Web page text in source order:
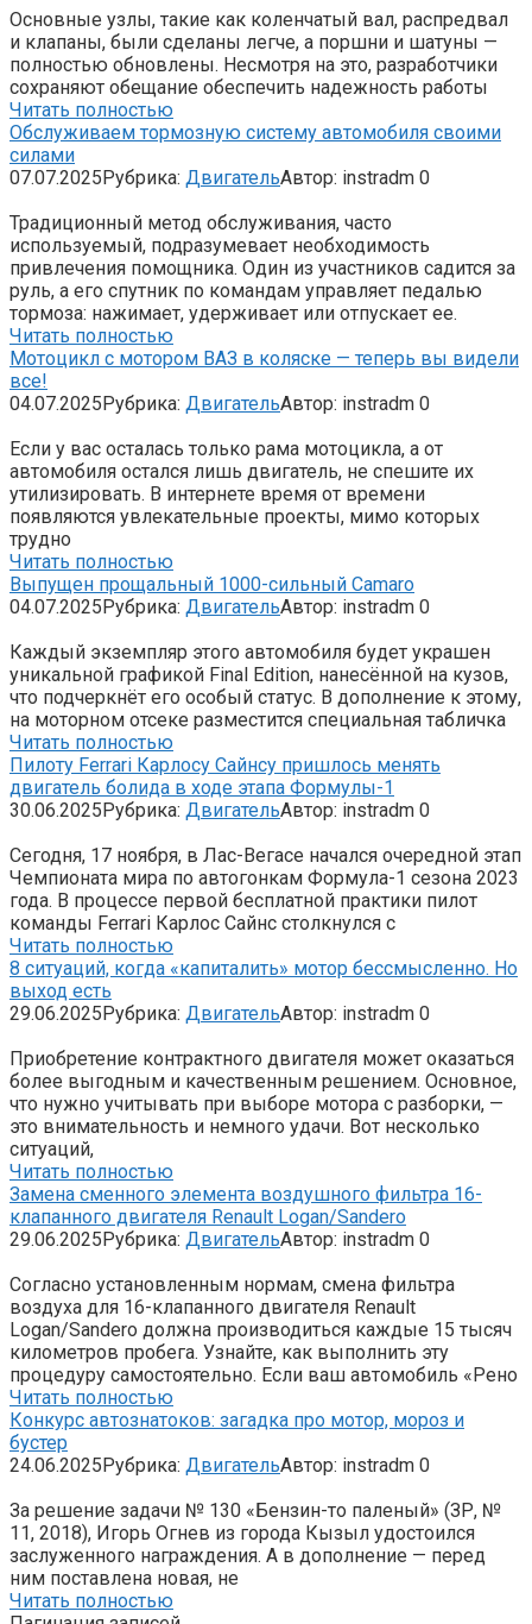
Основные узлы, такие как коленчатый вал, распредвал
и клапаны, были сделаны легче, а поршни и шатуны —
полностью обновлены. Несмотря на это, разработчики
сохраняют обещание обеспечить надежность работы
Читать полностью
Обслуживаем тормозную систему автомобиля своими
силами
07.07.2025Рубрика: ДвигательАвтор: instradm 0
Традиционный метод обслуживания, часто
используемый, подразумевает необходимость
привлечения помощника. Один из участников садится за
руль, а его спутник по командам управляет педалью
тормоза: нажимает, удерживает или отпускает ее.
Читать полностью
Мотоцикл с мотором ВАЗ в коляске — теперь вы видели
все!
04.07.2025Рубрика: ДвигательАвтор: instradm 0
Если у вас осталась только рама мотоцикла, а от
автомобиля остался лишь двигатель, не спешите их
утилизировать. В интернете время от времени
появляются увлекательные проекты, мимо которых
трудно
Читать полностью
Выпущен прощальный 1000-сильный Camaro
04.07.2025Рубрика: ДвигательАвтор: instradm 0
Каждый экземпляр этого автомобиля будет украшен
уникальной графикой Final Edition, нанесённой на кузов,
что подчеркнёт его особый статус. В дополнение к этому,
на моторном отсеке разместится специальная табличка
Читать полностью
Пилоту Ferrari Карлосу Сайнсу пришлось менять
двигатель болида в ходе этапа Формулы-1
30.06.2025Рубрика: ДвигательАвтор: instradm 0
Сегодня, 17 ноября, в Лас-Вегасе начался очередной этап
Чемпионата мира по автогонкам Формула-1 сезона 2023
года. В процессе первой бесплатной практики пилот
команды Ferrari Карлос Сайнс столкнулся с
Читать полностью
8 ситуаций, когда «капиталить» мотор бессмысленно. Но
выход есть
29.06.2025Рубрика: ДвигательАвтор: instradm 0
Приобретение контрактного двигателя может оказаться
более выгодным и качественным решением. Основное,
что нужно учитывать при выборе мотора с разборки, —
это внимательность и немного удачи. Вот несколько
ситуаций,
Читать полностью
Замена сменного элемента воздушного фильтра 16-
клапанного двигателя Renault Logan/Sandero
29.06.2025Рубрика: ДвигательАвтор: instradm 0
Согласно установленным нормам, смена фильтра
воздуха для 16-клапанного двигателя Renault
Logan/Sandero должна производиться каждые 15 тысяч
километров пробега. Узнайте, как выполнить эту
процедуру самостоятельно. Если ваш автомобиль «Рено
Читать полностью
Конкурс автознатоков: загадка про мотор, мороз и
бустер
24.06.2025Рубрика: ДвигательАвтор: instradm 0
За решение задачи № 130 «Бензин-то паленый» (ЗР, №
11, 2018), Игорь Огнев из города Кызыл удостоился
заслуженного награждения. А в дополнение — перед
ним поставлена новая, не
Читать полностью